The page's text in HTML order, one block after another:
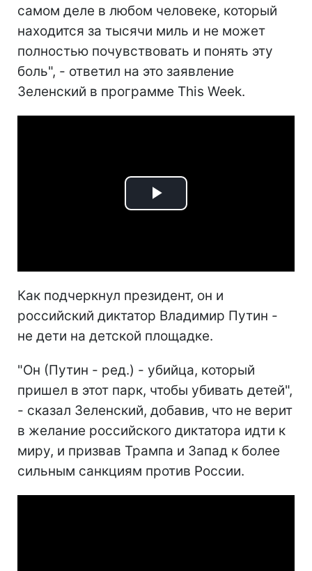
самом деле в любом человеке, который
находится за тысячи миль и не может
полностью почувствовать и понять эту
боль", - ответил на это заявление
Зеленский в программе This Week.
Play
Как подчеркнул президент, он и
российский диктатор Владимир Путин -
не дети на детской площадке.
"Он (Путин - ред.) - убийца, который
пришел в этот парк, чтобы убивать детей",
- сказал Зеленский, добавив, что не верит
в желание российского диктатора идти к
миру, и призвав Трампа и Запад к более
сильным санкциям против России.